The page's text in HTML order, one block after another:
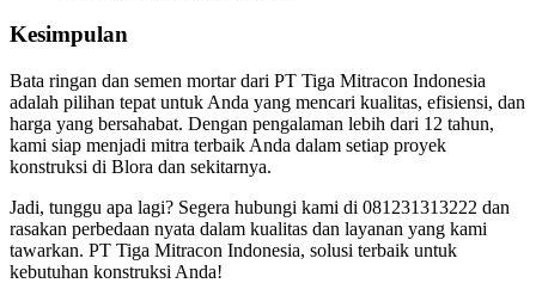
Kesimpulan
Bata ringan dan semen mortar dari PT Tiga Mitracon Indonesia
adalah pilihan tepat untuk Anda yang mencari kualitas, efisiensi, dan
harga yang bersahabat. Dengan pengalaman lebih dari 12 tahun,
kami siap menjadi mitra terbaik Anda dalam setiap proyek
konstruksi di Blora dan sekitarnya.
Jadi, tunggu apa lagi? Segera hubungi kami di 081231313222 dan
rasakan perbedaan nyata dalam kualitas dan layanan yang kami
tawarkan. PT Tiga Mitracon Indonesia, solusi terbaik untuk
kebutuhan konstruksi Anda!